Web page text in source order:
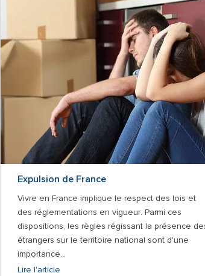
Expulsion de France
Vivre en France implique le respect des lois et
des réglementations en vigueur. Parmi ces
dispositions, les règles régissant la présence
étrangers sur le territoire national sont d'une
importance…
Lire l'article